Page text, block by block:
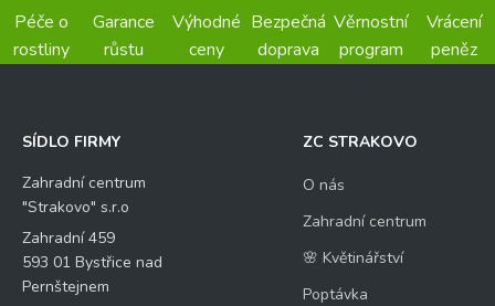
Péče o
rostliny
Garance
růstu
Výhodné
ceny
Bezpečná
doprava
Věrnostní
program
Vrácení
peněz
SÍDLO FIRMY
Zahradní centrum
"Strakovo" s.r.o
Zahradní 459
593 01 Bystřice nad
Pernštejnem
ZC STRAKOVO
O nás
Zahradní centrum
🌸 Květinářství
Poptávka